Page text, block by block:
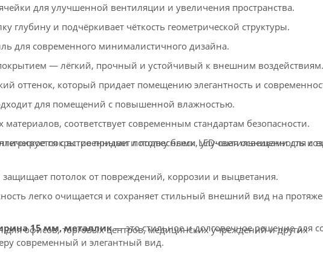
для улучшенной вентиляции и увеличения пространства.
глубину и подчёркивает чёткость геометрической структуры.
для современного минималистичного дизайна.
— лёгкий, прочный и устойчивый к внешним воздействиям.
оттенок, который придает помещению элегантность и
для помещений с повышенной влажностью.
материалов, соответствует современным стандартам безопасности.
с встроенными и подвесными LED-светильниками для
покрытие придает потолку блеск, улучшая освещенность и
потолок от повреждений, коррозии и выцветания.
легко очищается и сохраняет стильный внешний вид на
для офисов, торговых центров, медицинских учреждений и других
15 мм, металлик— это стильное и долговечное решение для
современный и элегантный вид.